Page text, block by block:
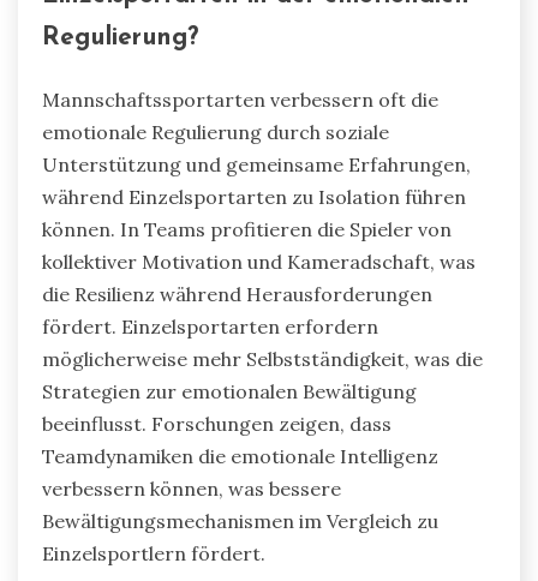
Regulierung?
Mannschaftssportarten verbessern oft die
emotionale Regulierung durch soziale
Unterstützung und gemeinsame Erfahrungen,
während Einzelsportarten zu Isolation führen
können. In Teams profitieren die Spieler von
kollektiver Motivation und Kameradschaft, was
die Resilienz während Herausforderungen
fördert. Einzelsportarten erfordern
möglicherweise mehr Selbstständigkeit, was die
Strategien zur emotionalen Bewältigung
beeinflusst. Forschungen zeigen, dass
Teamdynamiken die emotionale Intelligenz
verbessern können, was bessere
Bewältigungsmechanismen im Vergleich zu
Einzelsportlern fördert.